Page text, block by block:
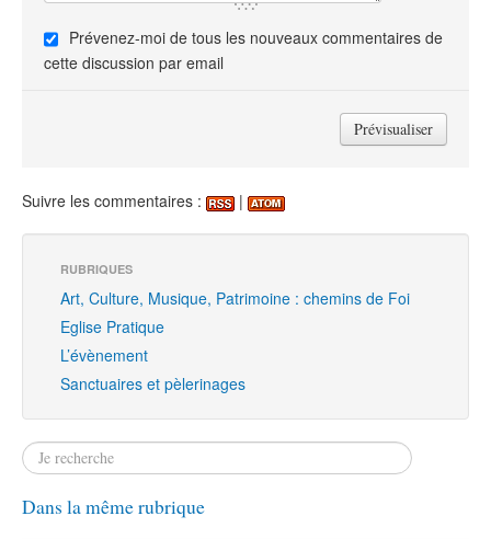
Prévenez-moi de tous les nouveaux commentaires de
cette discussion par email
Suivre les commentaires : |
RUBRIQUES
Art, Culture, Musique, Patrimoine : chemins de Foi
Eglise Pratique
L’évènement
Sanctuaires et pèlerinages
Dans la même rubrique